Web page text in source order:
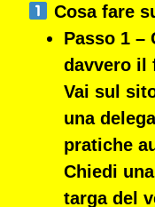
Cosa fare
Passo 1 –
davvero il
Vai sul
una
pratiche
Chiedi una
targa del